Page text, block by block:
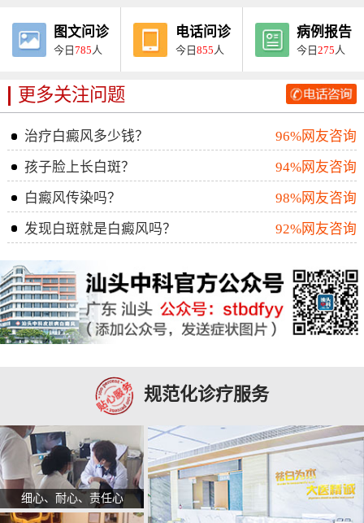
图文问诊
今日785 人
电话问诊
今日855 人
病例报告
今日275 人
更多关注问题
治疗白癜风多少钱？
96%网友咨询
孩子脸上长白斑？
94%网友咨询
白癜风传染吗？
98%网友咨询
发现白斑就是白癜风吗？
92%网友咨询
规范化诊疗服务
细心、耐心、责任心